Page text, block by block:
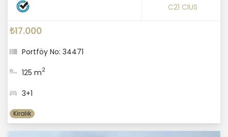
C21 CIUS
₺17.000
Portföy No: 34471
125 m2
3+1
Kiralık